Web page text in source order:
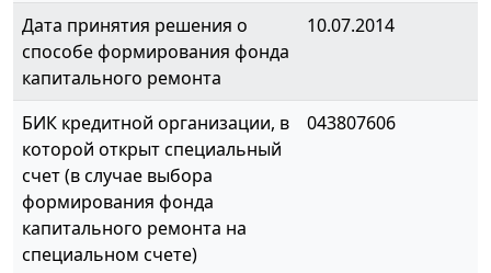
Дата принятия решения о
способе формирования фонда
капитального ремонта
10.07.2014
БИК кредитной организации, в
которой открыт специальный
счет (в случае выбора
формирования фонда
капитального ремонта на
специальном счете)
043807606